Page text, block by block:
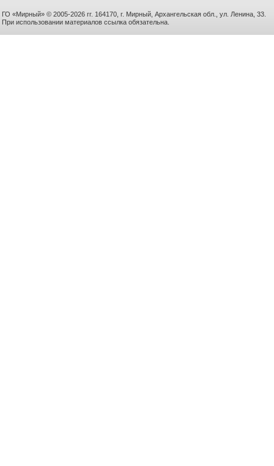
ГО «Мирный» © 2005-2026 гг. 164170, г. Мирный, Архангельская обл., ул. Ленина, 33.
При использовании материалов ссылка обязательна.